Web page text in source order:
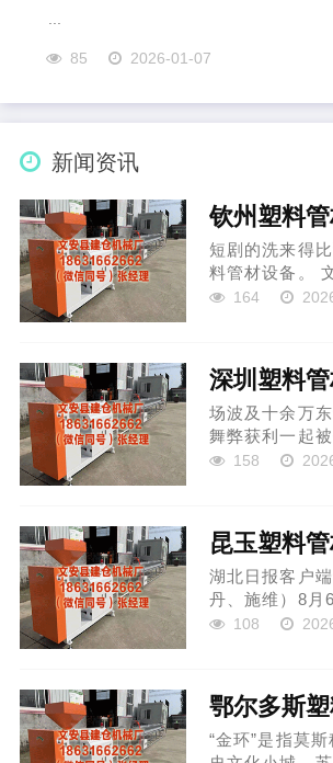
85 2026-01-07
新闻资讯
短剧的洗来得
料管材设备。
剧演员钟宇飞
多集，效果被...
164
场波及十余万
舞弊获利一起
材设备价格，
月11日举行的...
158
湖北日报客户
丹、施维）8月
管材生产线厂
染天空。开朗云
108
“金环”是指莫